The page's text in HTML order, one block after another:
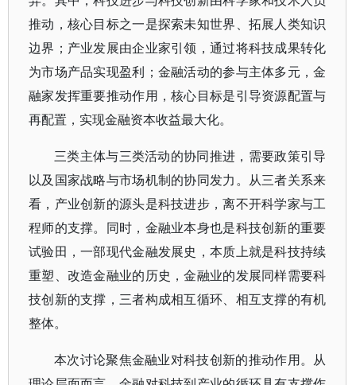
推动，核心目标之一是探索未知世界、拓展人类知识
边界；产业发展由企业家引领，通过将科技成果转化
为市场产品实现盈利；金融活动的参与主体多元，金
融家发挥重要推动作用，核心目标是引导资源配置与
再配置，实现金融资本收益最大化。
三类主体与三类活动的协同推进，需要政策引导
以及国家战略与市场机制的协同发力。从三者关系来
看，产业创新的源头是科技进步，离不开科学家与工
程师的支撑。同时，金融业本身也是科技创新的重要
试验田，一部现代金融发展史，本质上就是科技持续
重塑、改造金融业的历史，金融业的发展同样需要科
技创新的支撑，三者构成相互循环、相互支撑的有机
整体。
本次讨论聚焦金融业对科技创新的推动作用。从